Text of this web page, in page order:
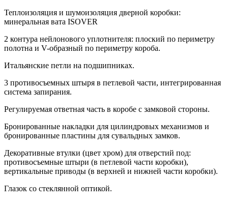
Теплоизоляция и шумоизоляция дверной коробки:
минеральная вата ISOVER
2 контура нейлонового уплотнителя: плоский по периметру
полотна и V-образный по периметру короба.
Итальянские петли на подшипниках.
3 противосъемных штыря в петлевой части, интегрированная
система запирания.
Регулируемая ответная часть в коробе с замковой стороны.
Бронированные накладки для цилиндровых механизмов и
бронированные пластины для сувальдных замков.
Декоративные втулки (цвет хром) для отверстий под:
противосъемные штыри (в петлевой части коробки),
вертикальные приводы (в верхней и нижней части коробки).
Глазок со стеклянной оптикой.